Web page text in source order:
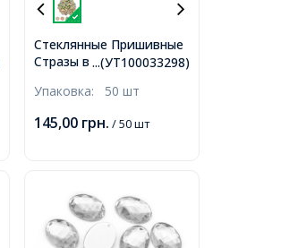
...(УТ100033298)
Стеклянные Пришивные
Стразы в Цапах, Цветок,
Отверстие 1.2 мм,
Упаковка: 50 шт
145,00 грн. / 50 шт